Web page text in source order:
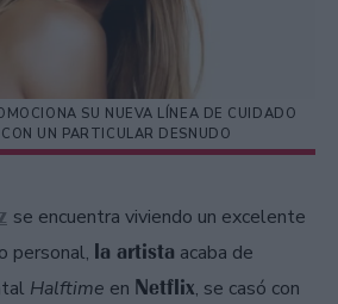
SU NUEVA LÍNEA DE CUIDADO
UN PARTICULAR DESNUDO
se encuentra viviendo un excelente
personal, la artista acaba de
Halftime en Netflix, se casó con